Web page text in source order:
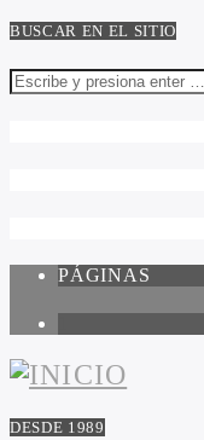
BUSCAR EN EL SITIO
PÁGINAS
DESDE 1989